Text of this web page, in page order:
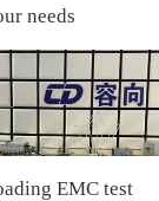
needs
EMC test